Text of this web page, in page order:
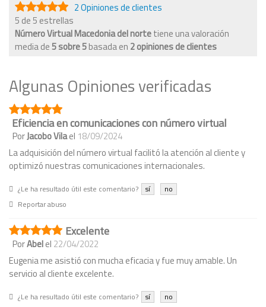
2 Opiniones de clientes
5 de 5 estrellas
Número Virtual Macedonia del nortetiene una valoración
media de5sobre5basada en 2opiniones de clientes
Algunas Opiniones verificadas
Eficiencia en comunicaciones con número virtual
PorJacobo Vilael 18/09/2024
La adquisición del número virtual facilitó la atención al cliente y
optimizó nuestras comunicaciones internacionales.
¿Le ha resultado útil este comentario? sí
no
Reportar abuso
Excelente
PorAbelel 22/04/2022
Eugenia me asistió con mucha eficacia y fue muy amable. Un
servicio al cliente excelente.
¿Le ha resultado útil este comentario? sí
no